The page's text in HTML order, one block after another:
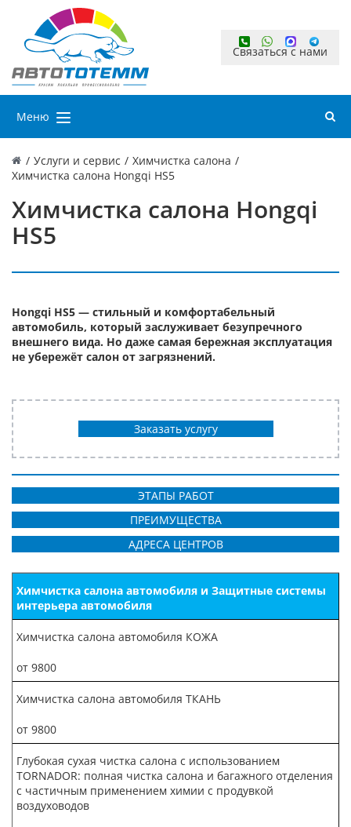
Связаться с нами
Меню
/ Услуги и сервис / Химчистка салона /
Химчистка салона Hongqi HS5
Химчистка салона Hongqi
HS5
Hongqi HS5 — стильный и комфортабельный
автомобиль, который заслуживает безупречного
внешнего вида. Но даже самая бережная эксплуатация
не убережёт салон от загрязнений.
Заказать услугу
ЭТАПЫ РАБОТ
ПРЕИМУЩЕСТВА
АДРЕСА ЦЕНТРОВ
Химчистка салона автомобиля и Защитные системы
интерьера автомобиля
Химчистка салона автомобиля КОЖА
от 9800
Химчистка салона автомобиля ТКАНЬ
от 9800
Глубокая сухая чистка салона с использованием
TORNADOR: полная чистка салона и багажного отделения
с частичным применением химии с продувкой
воздуховодов